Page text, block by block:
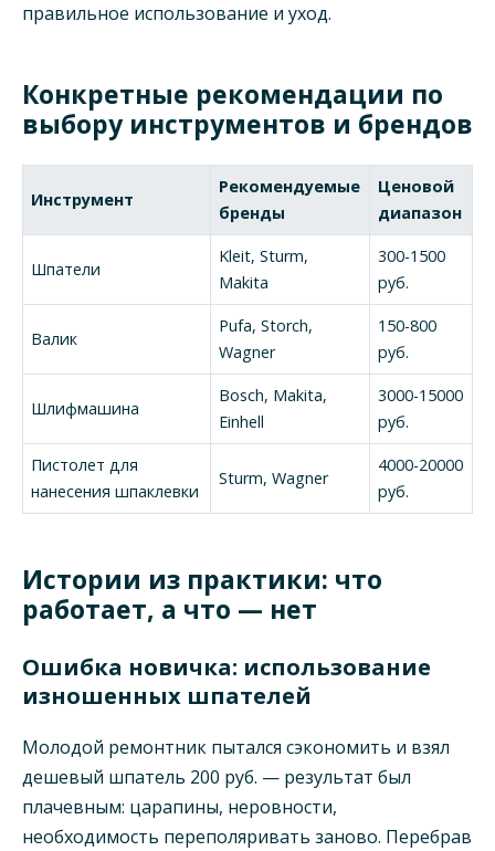
правильное использование и уход.
Конкретные рекомендации по
выбору инструментов и брендов
Инструмент
Рекомендуемые
бренды
Ценовой
диапазон
Шпатели
Kleit, Sturm,
Makita
300-1500
руб.
Валик
Pufa, Storch,
Wagner
150-800
руб.
Шлифмашина
Bosch, Makita,
Einhell
3000-15000
руб.
Пистолет для
нанесения шпаклевки
Sturm, Wagner
4000-20000
руб.
Истории из практики: что
работает, а что — нет
Ошибка новичка: использование
изношенных шпателей
Молодой ремонтник пытался сэкономить и взял
дешевый шпатель 200 руб. — результат был
плачевным: царапины, неровности,
необходимость переполяривать заново. Перебрав